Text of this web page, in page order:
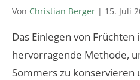
Von Christian Berger | 15. Juli
Das Einlegen von Früchten
hervorragende Methode,
Sommers zu konservieren